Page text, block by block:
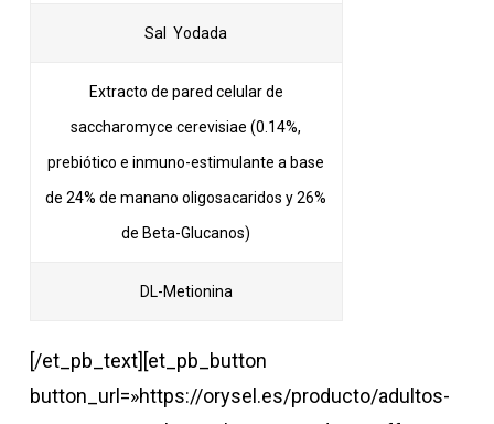
Sal Yodada
Extracto de pared celular de
saccharomyce cerevisiae (0.14%,
prebiótico e inmuno-estimulante a base
de 24% de manano oligosacaridos y 26%
de Beta-Glucanos)
DL-Metionina
[/et_pb_text][et_pb_button
button_url=»https://orysel.es/producto/adultos-